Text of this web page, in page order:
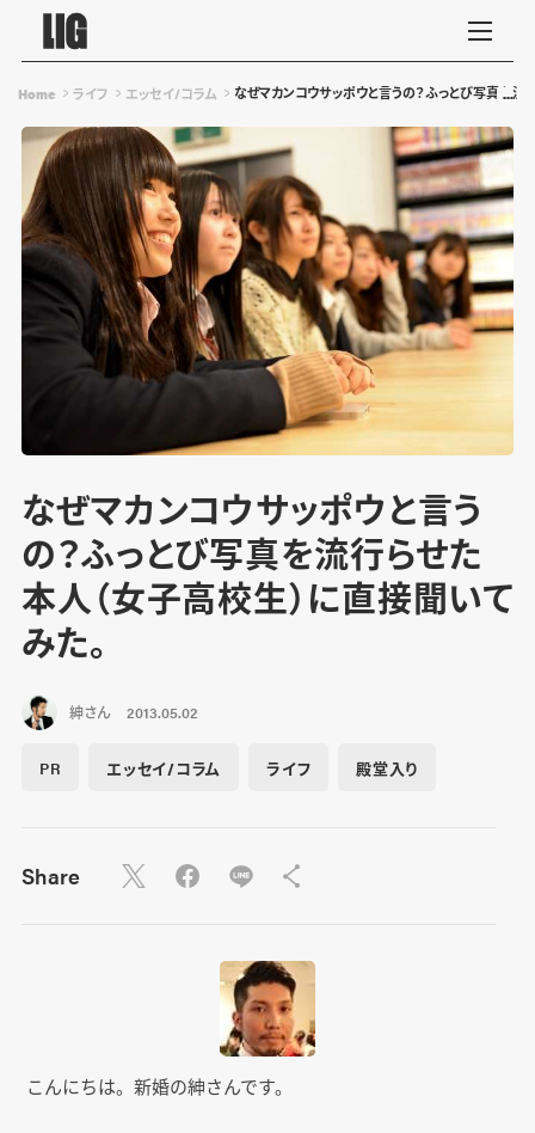
Home ライフ エッセイ/コラム なぜマカンコウサッポウと言うの？ふっとび写真を流
なぜマカンコウサッポウと言う
の？ふっとび写真を流行らせた
本人（女子高校生）に直接聞いて
みた。
紳さん 2013.05.02
PR エッセイ/コラム ライフ 殿堂入り
Share
こんにちは。新婚の紳さんです。